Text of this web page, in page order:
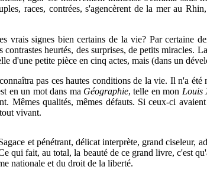
races, contrées, s'agencèrent de la mer au
vrais signes bien certains de la vie? Par certaine
contrastes heurtés, des surprises, de petits
d'une petite pièce en cinq actes, mais (dans un
pas ces hautes conditions de la vie. Il n'a
en un mot dans ma Géographie, telle en mon Louis
Mêmes qualités, mêmes défauts. Si ceux-ci
vivant.
et pénétrant, délicatinterprète, grand ciseleur,
qui fait, au total, la beauté de ce grand livre, c'est
nationale et du droit de la liberté.